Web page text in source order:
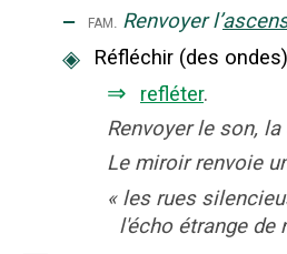
‒ fam. Renvoyer l’
◈ Réfléchir (des
⇒ refléter.
Renvoyer le son, la
Le miroir renvoie
« les rues
l'écho étrange de